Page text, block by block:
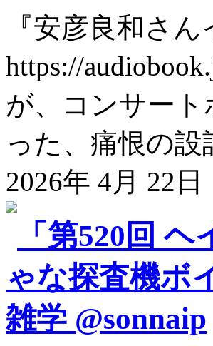
『安彦良和さ
https://
が、コンサー
った、痛恨の
2026年 4月 22日
「第520回
ゃな探査機ボ
雑学 @sonnaip